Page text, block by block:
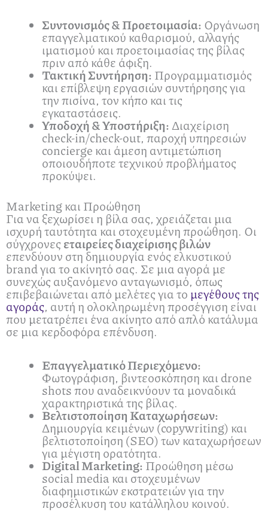
Συντονισμός & Προετοιμασία: Οργάνωση
επαγγελματικού καθαρισμού, αλλαγής
ιματισμού και προετοιμασίας της βίλας
πριν από κάθε άφιξη.
Τακτική Συντήρηση: Προγραμματισμός
και επίβλεψη εργασιών συντήρησης για
την πισίνα, τον κήπο και τις
εγκαταστάσεις.
Υποδοχή & Υποστήριξη:Διαχείριση
check-in/check-out, παροχή υπηρεσιών
concierge και άμεση αντιμετώπιση
οποιουδήποτε τεχνικού προβλήματος
προκύψει.
Marketing και Προώθηση
Για να ξεχωρίσει η βίλα σας, χρειάζεται μια
ισχυρή ταυτότητα και στοχευμένη προώθηση. Οι
σύγχρονες εταιρείες διαχείρισης βιλών
επενδύουν στη δημιουργία ενός ελκυστικού
brand για το ακίνητό σας. Σε μια αγορά με
συνεχώς αυξανόμενο ανταγωνισμό, όπως
επιβεβαιώνεται από μελέτες για το μεγέθους της
αγοράς, αυτή η ολοκληρωμένη προσέγγιση είναι
που μετατρέπει ένα ακίνητο από απλό κατάλυμα
σε μια κερδοφόρα επένδυση.
Επαγγελματικό Περιεχόμενο:
Φωτογράφιση, βιντεοσκόπηση και drone
shots που αναδεικνύουν τα μοναδικά
χαρακτηριστικά της βίλας.
Βελτιστοποίηση Καταχωρήσεων:
Δημιουργία κειμένων (copywriting) και
βελτιστοποίηση (SEO) των καταχωρήσεων
για μέγιστη ορατότητα.
Digital Marketing:Προώθηση μέσω
social media και στοχευμένων
διαφημιστικών εκστρατειών για την
προσέλκυση του κατάλληλου κοινού.